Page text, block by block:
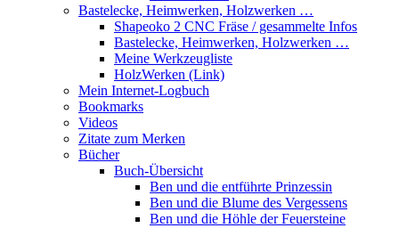
Bastelecke, Heimwerken, Holzwerken …
Shapeoko 2 CNC Fräse / gesammelte Infos
Bastelecke, Heimwerken, Holzwerken …
Meine Werkzeugliste
HolzWerken (Link)
Mein Internet-Logbuch
Bookmarks
Videos
Zitate zum Merken
Bücher
Buch-Übersicht
Ben und die entführte Prinzessin
Ben und die Blume des Vergessens
Ben und die Höhle der Feuersteine